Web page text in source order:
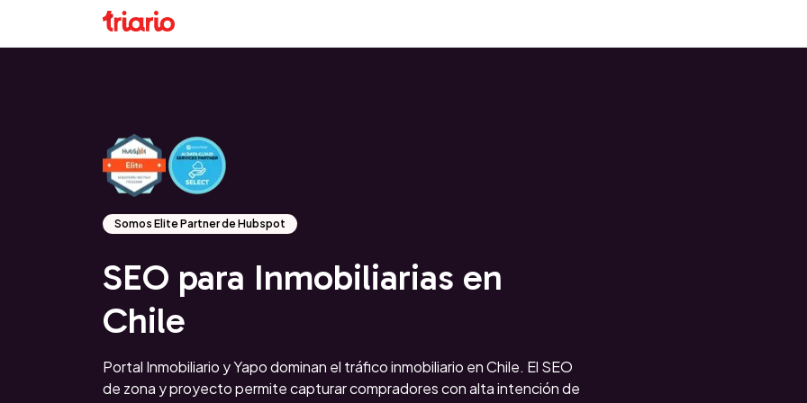
Somos Elite Partner de Hubspot
SEO para Inmobiliarias en
Chile
Portal Inmobiliario y Yapo dominan el tráfico inmobiliario en Chile. El SEO
de zona y proyecto permite capturar compradores con alta intención de